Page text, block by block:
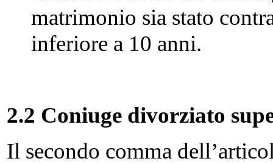
matrimonio sia stato
inferiore a 10 anni.
2.2 Coniuge divorziato
Il secondo comma